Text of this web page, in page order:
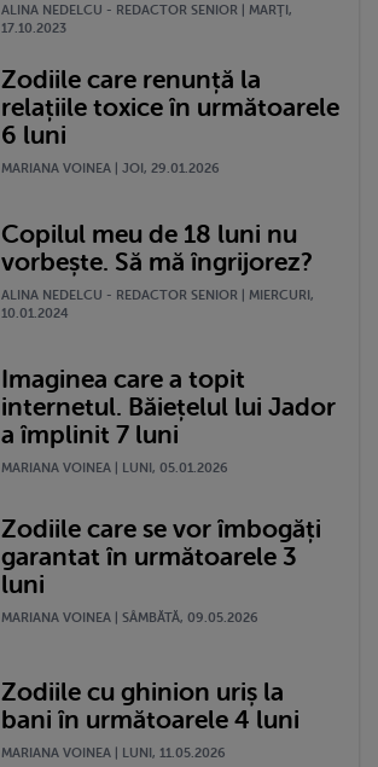
ALINA NEDELCU - REDACTOR SENIOR | MARŢI,
17.10.2023
Zodiile care renunță la
relațiile toxice în următoarele
6 luni
MARIANA VOINEA | JOI, 29.01.2026
Copilul meu de 18 luni nu
vorbește. Să mă îngrijorez?
ALINA NEDELCU - REDACTOR SENIOR | MIERCURI,
10.01.2024
Imaginea care a topit
internetul. Băiețelul lui Jador
a împlinit 7 luni
MARIANA VOINEA | LUNI, 05.01.2026
Zodiile care se vor îmbogăți
garantat în următoarele 3
luni
MARIANA VOINEA | SÂMBĂTĂ, 09.05.2026
Zodiile cu ghinion uriș la
bani în următoarele 4 luni
MARIANA VOINEA | LUNI, 11.05.2026